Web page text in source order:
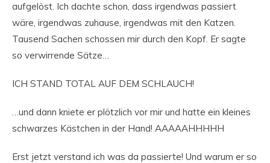
aufgelöst. Ich dachte schon, dass irgendwas passiert
wäre, irgendwas zuhause, irgendwas mit den Katzen.
Tausend Sachen schossen mir durch den Kopf. Er sagte
so verwirrende Sätze…
ICH STAND TOTAL AUF DEM SCHLAUCH!
…und dann kniete er plötzlich vor mir und hatte ein kleines
schwarzes Kästchen in der Hand! AAAAAHHHHH
Erst jetzt verstand ich was da passierte! Und warum er so